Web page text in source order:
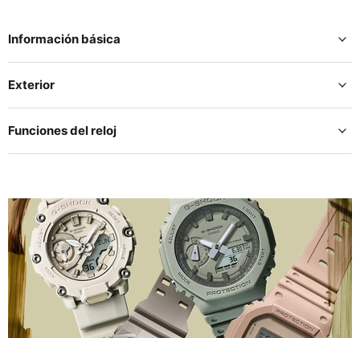
Información básica
Exterior
Funciones del reloj